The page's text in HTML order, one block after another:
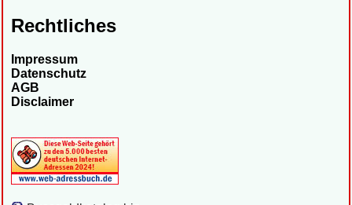
Rechtliches
Impressum
Datenschutz
AGB
Disclaimer